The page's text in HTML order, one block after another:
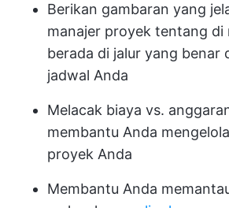
Berikan gambaran yang
manajer proyek tentang di
berada di jalur yang benar
jadwal Anda
Melacak biaya vs.
membantu Anda
proyek Anda
Membantu Anda